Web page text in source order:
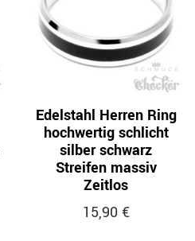
Edelstahl Herren Ring
hochwertig schlicht
silber schwarz
Streifen massiv
Zeitlos
15,90 €